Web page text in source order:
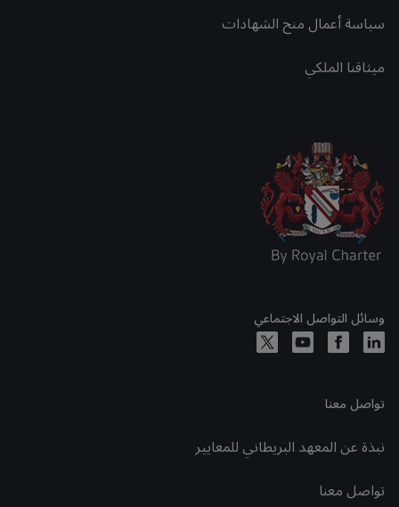
سياسة أعمال منح الشهادات
ميثاقنا الملكي
وسائل التواصل الاجتماعي
تواصل معنا
نبذة عن المعهد البريطاني للمعايير
تواصل معنا